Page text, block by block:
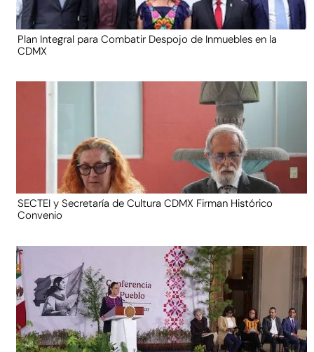
Plan Integral para Combatir Despojo de Inmuebles en la
CDMX
SECTEI y Secretaría de Cultura CDMX Firman Histórico
Convenio